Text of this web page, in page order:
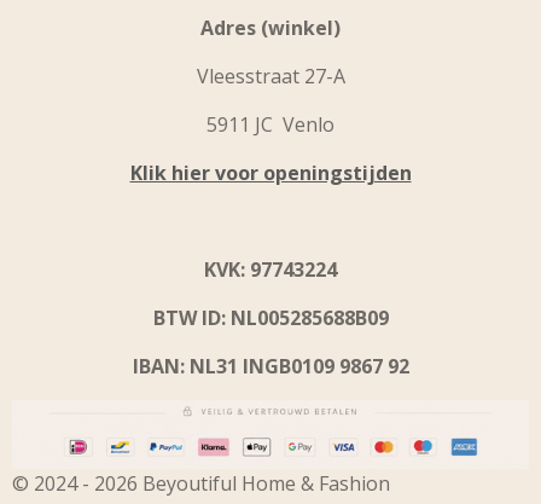
Adres (winkel)
Vleesstraat 27-A
5911 JC Venlo
Klik hier voor openingstijden
KVK: 97743224
BTW ID: NL005285688B09
IBAN: NL31 INGB0109 9867 92
© 2024 - 2026 Beyoutiful Home & Fashion